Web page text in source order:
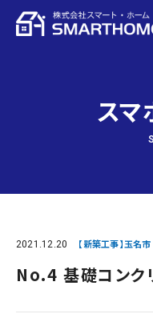
スマ
2021.12.20 【新築工事】玉名
No.4 基礎コンク